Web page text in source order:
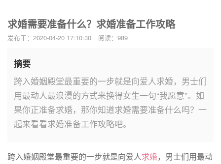
求婚需要准备什么？求婚准备工作攻略
发布于：2020-04-20 17:10:30 阅读：989
摘要
跨入婚姻殿堂最重要的一步就是向爱人求婚，男士们
用最动人最浪漫的方式来换得女生一句“我愿意”。如
果你正准备求婚，那你知道求婚需要准备什么吗？一
起来看看求婚准备工作攻略吧。
跨入婚姻殿堂最重要的一步就是向爱人求婚，男士们用最动